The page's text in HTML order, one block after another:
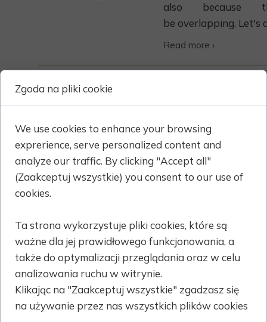
also because
be overlapping. Let's
Read more ›
for?
ESG stands for
Governance. It is
represent three
impact of an
Read more ›
Why should
your
Zgoda na pliki cookie
We use cookies to enhance your browsing
exprerience, serve personalized content and
analyze our traffic. By clicking "Accept all"
(Zaakceptuj wszystkie) you consent to our use of
cookies.
Ta strona wykorzystuje pliki cookies, które są
ważne dla jej prawidłowego funkcjonowania, a
także do optymalizacji przeglądania oraz w celu
analizowania ruchu w witrynie.
Klikając na "Zaakceptuj wszystkie" zgadzasz się
na używanie przez nas wszystkich plików cookies